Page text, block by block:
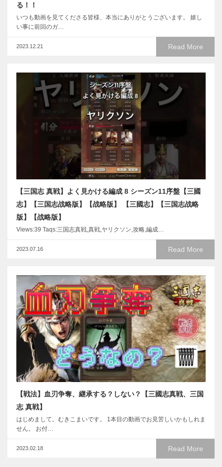
る！！
いつも動画を見てくださる皆様、本当にありがとうございます。 嬉し
い事に前回のガ…
Read More
2023.12.21
【三国志 真戦】よく見かける編成 8 シーズン11序盤【三國
志】【三国志战略版】【战略版】 【三國志】【三国志战略
版】【战略版】
Views:39 Taqs:三国志真戦,真戦,ヤリクソン,攻略,編成…
Read More
2023.07.16
【戦法】血刃争奪、継承する？しない？【三國志真戦、三国
志 真戦】
はじめまして。むきこまいです。 1本目の動画でお見苦しいかもしれま
せん。 お付…
Read More
2023.02.18